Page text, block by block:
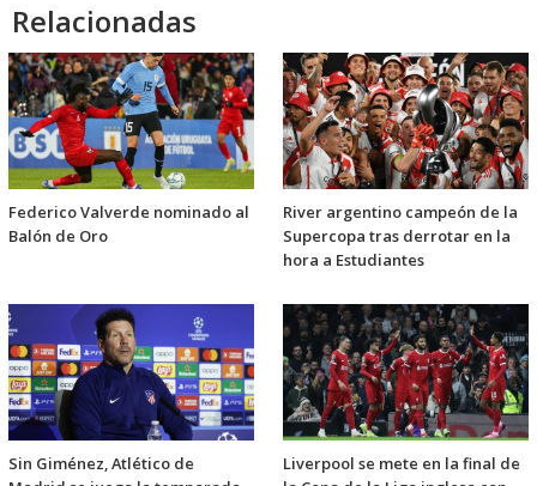
Relacionadas
Federico Valverde nominado al
Balón de Oro
River argentino campeón de la
Supercopa tras derrotar en la
hora a Estudiantes
Sin Giménez, Atlético de
Liverpool se mete en la final de